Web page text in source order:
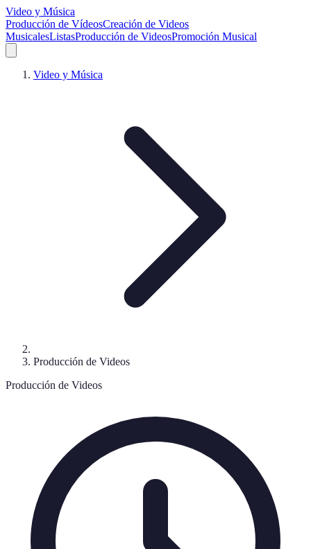
Video y Música
Producción de VídeosCreación de Videos
MusicalesListasProducción de VideosPromoción Musical
Video y Música
Producción de Videos
Producción de Videos